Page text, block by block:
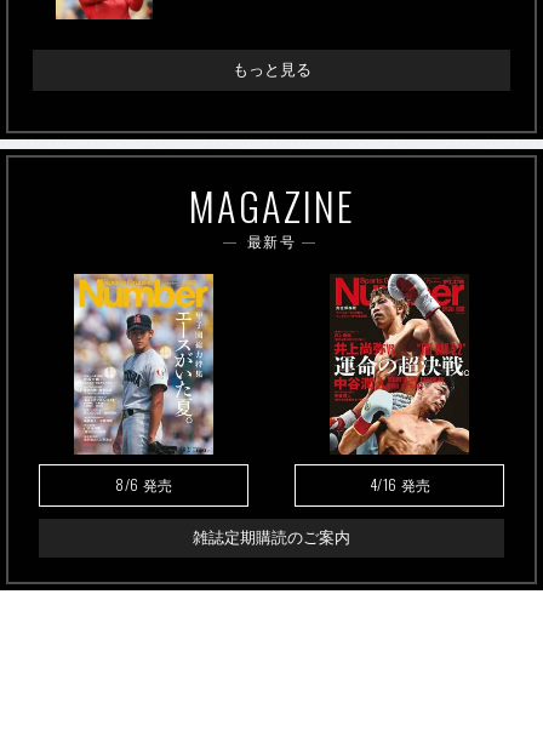
もっと見る
MAGAZINE
最新号
8/6 発売 4/16 発売
雑誌定期購読のご案内